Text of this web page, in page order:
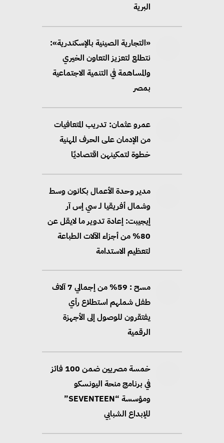
البرية
«التجارية الصينية بالإسكندرية»:
نتطلع لتعزيز التعاون الخيري
والمساهمة في التنمية الاجتماعية
بمصر
عمرو عثمان: تدريب المتعافيات
من الإدمان على الحرف المهنية
خطوة لتمكينهن اقتصاديًا
مدير وحدة الأعمال بكانون وسط
وشمال أفريقيا لـ سي إس آر
إيجيبت: إعادة تدوير ما لايقل عن
80% من أجزاء الآلات الطباعة
لتعظيم الاستدامة
مسح : 59% من إجمالي 7 آلاف
طفل شملهم استطلاع رأي
يفتقرون للوصول إلى الأجهزة
الرقمية
خمسة مصريين ضمن 100 فائز
في برنامج منحة اليونسكو
ومؤسسة “SEVENTEEN”
للإبداع الشبابي